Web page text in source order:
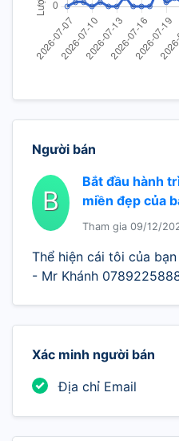
Người bán
B
Bắt đầu hành
miền đẹp của
Tham gia 09/12/
Thể hiện cái tôi của
- Mr Khánh
Xác minh người bán
Địa chỉ Email